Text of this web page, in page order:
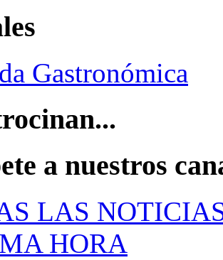
Gastronómica
a nuestros
LAS
HORA